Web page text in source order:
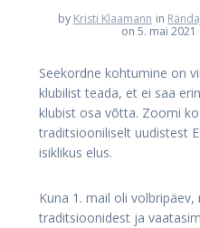
by Kristi Klaamann in
on 5. mai 2021
Seekordne kohtumine on
klubilist teada, et ei saa
klubist osa võtta. Zoomi
traditsiooniliselt uudistest
isiklikus elus.
Kuna 1. mail oli
traditsioonidest ja